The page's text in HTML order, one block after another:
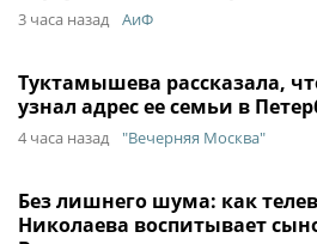
3 часа назад АиФ
Туктамышева рассказала,
узнал адрес ее семьи в
4 часа назад "Вечерняя Москва"
Без лишнего шума: как
Николаева воспитывает